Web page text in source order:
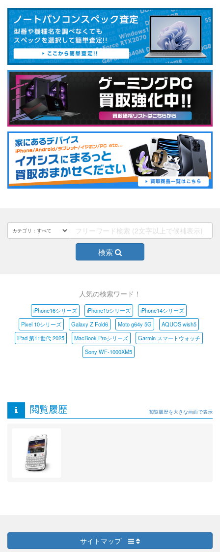
検索
人気の検索ワード！
iPhone16シリーズ iPhone15シリーズ
iPhone14シリーズ
Pixel 10シリーズ
Galaxy Z Fold6 Moto g64y 5G
AQUOS wish5
iPad 第11世代 2025
MacBook Proシリーズ
Garmin スマートウォッチ
Sony WF-1000XM5
閲覧履歴 閲覧履歴を大きな画面で表示
サイトマップ